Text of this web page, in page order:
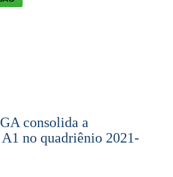
consolida a
no quadriênio 2021-